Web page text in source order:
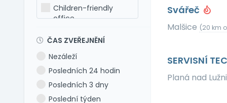
Lotyšština
Maďarština
Makedonština
Polština
Portugalština
Rumunština
Children-friendly
office
Dovolená 6 týdnů
Dovolená navíc
Firemní akce
ČAS ZVEŘEJNĚNÍ
Nezáleží
Posledních 24 hodin
Posledních 3 dny
Poslední týden
Svářeč
Malšice (20 km
SERVISNÍ
Planá nad